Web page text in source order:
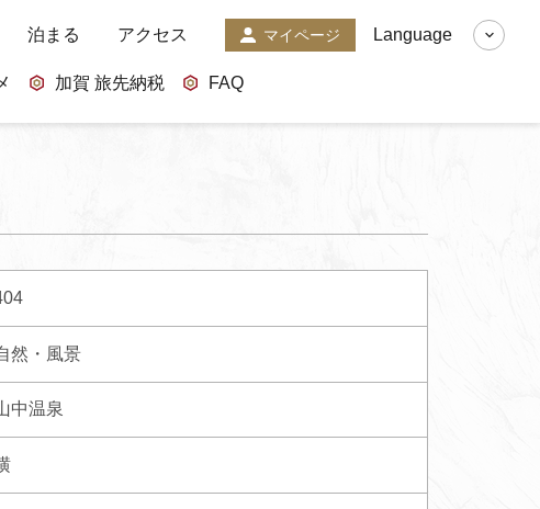
泊まる アクセス マイページ
加賀 旅先納税 FAQ
Language
然・風景
中温泉